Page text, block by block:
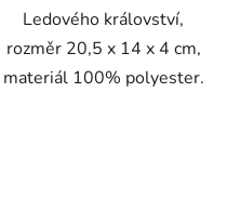
Ledového království,
rozměr 20,5 x 14 x 4 cm,
materiál 100% polyester.